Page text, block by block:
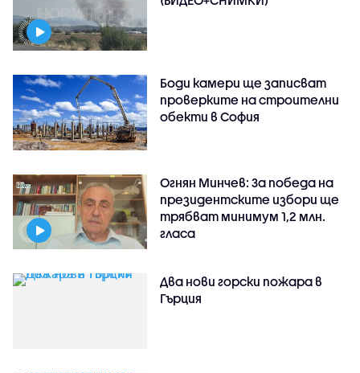
Боди камери ще записват
проверките на строителни
обекти в София
Огнян Минчев: За победа на
президентските избори ще
трябват минимум 1,2 млн.
гласа
Два нови горски пожара в
Гърция